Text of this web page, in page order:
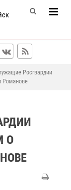
Росгвардии
Романове
О